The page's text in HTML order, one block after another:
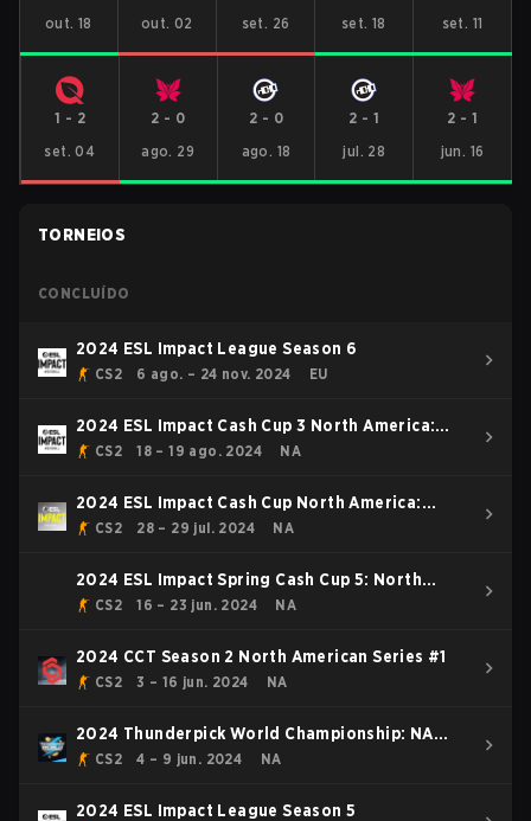
out. 18
out. 02
set. 26
set. 18
set. 11
1 - 2
set. 04
2 - 0
ago. 29
2 - 0
ago. 18
2 - 1
jul. 28
2 - 1
jun. 16
TORNEIOS
CONCLUÍDO
2024 ESL Impact League Season 6
CS2 6 ago. – 24 nov. 2024 EU
2024 ESL Impact Cash Cup 3 North America:
Summer
CS2 18 – 19 ago. 2024 NA
2024 ESL Impact Cash Cup North America:
Summer
CS2 28 – 29 jul. 2024 NA
2024 ESL Impact Spring Cash Cup 5: North
America
CS2 16 – 23 jun. 2024 NA
2024 CCT Season 2 North American Series #1
CS2 3 – 16 jun. 2024 NA
2024 Thunderpick World Championship: NA
Series #2
CS2 4 – 9 jun. 2024 NA
2024 ESL Impact League Season 5